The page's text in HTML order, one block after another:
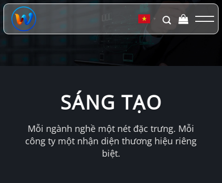
Chuyển
đến
dung
▼
SÁNG TẠO
Mỗi ngành nghề một nét đặc trưng. Mỗi
công ty một nhận diện thương hiệu riêng
biệt.